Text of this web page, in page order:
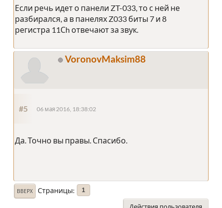
Если речь идет о панели ZT-033, то с ней не
разбирался, а в панелях Z033 биты 7 и 8
регистра 11Сh отвечают за звук.
VoronovMaksim88
#5 06 мая 2016, 18:38:02
Да. Точно вы правы. Спасибо.
ВВЕРХ Страницы 1
Действия пользователя